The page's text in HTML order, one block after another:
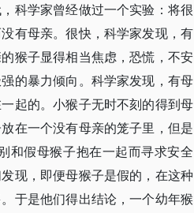
科学家曾经做过一个实验：将很
有母亲。很快，科学家发现，有
猴子显得相当焦虑，恐慌，不安
的暴力倾向。科学家发现，有母
起的。小猴子无时不刻的得到母
在一个没有母亲的笼子里，但是
和假母猴子抱在一起而寻求安全
现，即便母猴子是假的，在这种
于是他们得出结论，一个幼年猴